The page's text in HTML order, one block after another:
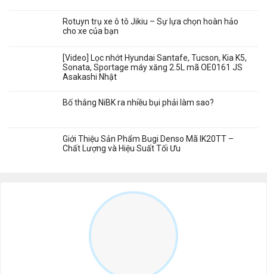
Rotuyn trụ xe ô tô Jikiu – Sự lựa chọn hoàn hảo
cho xe của bạn
[Video] Lọc nhớt Hyundai Santafe, Tucson, Kia K5,
Sonata, Sportage máy xăng 2.5L mã OE0161 JS
Asakashi Nhật
Bố thắng NiBK ra nhiều bụi phải làm sao?
Giới Thiệu Sản Phẩm Bugi Denso Mã IK20TT –
Chất Lượng và Hiệu Suất Tối Ưu